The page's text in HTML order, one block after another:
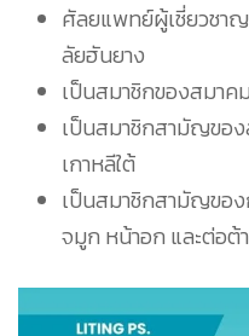
ศัลยแพทย์ผู้เชี่ยวชา
ลัยฮันยาง
เป็นสมาชิกของสมา
เป็นสมาชิกสามัญขอ
เกาหลีใต้
เป็นสมาชิกสามัญขอ
จมูก หน้าอก และต่อต้